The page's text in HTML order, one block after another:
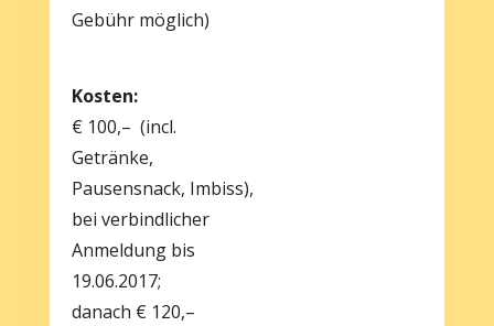
Gebühr möglich)
Kosten:
€ 100,– (incl.
Getränke,
Pausensnack, Imbiss),
bei verbindlicher
Anmeldung bis
19.06.2017;
danach € 120,–